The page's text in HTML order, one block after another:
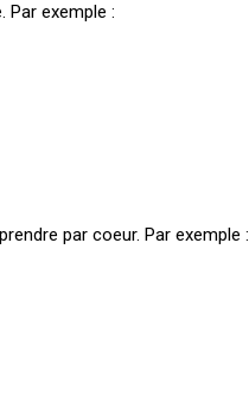
Par exemple :
par coeur. Par exemple :